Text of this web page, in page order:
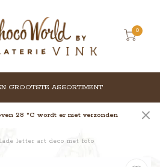
0
GROOTSTE ASSORTIMENT
28 °C wordt er niet verzonden
letter art deco met foto